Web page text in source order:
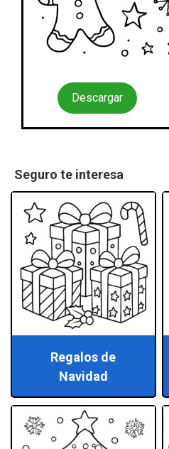
Descargar
Seguro te interesa
Regalos de
Navidad